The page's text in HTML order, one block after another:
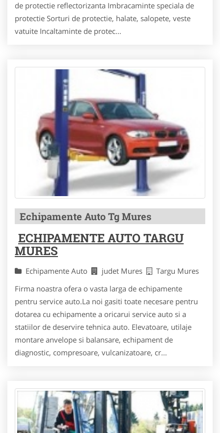
de protectie reflectorizanta Imbracaminte speciala de
protectie Sorturi de protectie, halate, salopete, veste
vatuite Incaltaminte de protec...
Echipamente Auto Tg Mures
ECHIPAMENTE AUTO TARGU
MURES
Echipamente Auto judet Mures
Targu Mures
Firma noastra ofera o vasta larga de echipamente
pentru service auto.La noi gasiti toate necesare pentru
dotarea cu echipamente a oricarui service auto si a
statiilor de deservire tehnica auto. Elevatoare, utilaje
montare anvelope si balansare, echipament de
diagnostic, compresoare, vulcanizatoare, cr...